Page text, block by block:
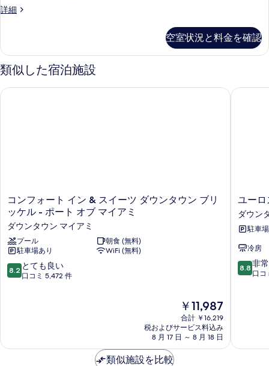
る
ル
ム
の
す
べ
示
す
る
詳細
ス
ー
ド
ル
ム
空室状況と料金を確認
類似した宿泊施設
コ
ン
フ
ォ
ー
ト
イ
ン
ウ
コンフォート イン & スイーツ ダウンタウン ブリ
ッケル - ポート オブ マイアミ
ダウンタウン マイアミ
プール
朝食 (無料)
駐車場あり
WiFi (無料)
10
段
良
8.2 とても良い
口コミ 5,472 件
現
在
の
料
金
￥11,987
合計 ￥16,219
税およびサービス料込み
8 月 17 日 ～ 8 月 18 日
コンフォート イン & スイーツ ダウンタウン ブリッケル - ポ
ユ
ー
ロ
ス
ー
ズ
ラ
ダ
ユーロ
ダウン
駐車
冷房
10
段
良
8.8 非
口コ
ユーロ
類似施設を比較